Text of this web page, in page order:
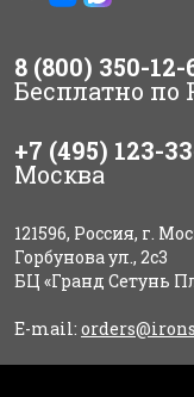
8 (800) 350-12-
Бесплатно по
+7 (495) 123-
Москва
121596, Россия, г.
Горбунова ул., 2с3
БЦ «Гранд Сетунь
E-mail: